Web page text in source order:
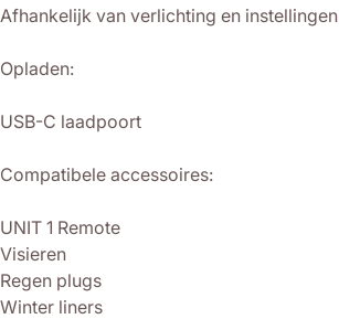
Afhankelijk van verlichting en instellingen
Opladen:
USB-C laadpoort
Compatibele accessoires:
UNIT 1 Remote
Visieren
Regen plugs
Winter liners